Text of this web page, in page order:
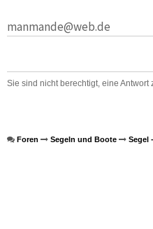
manmande@web.de
Sie sind nicht berechtigt, eine Antwort
Foren Segeln und Boote Segel